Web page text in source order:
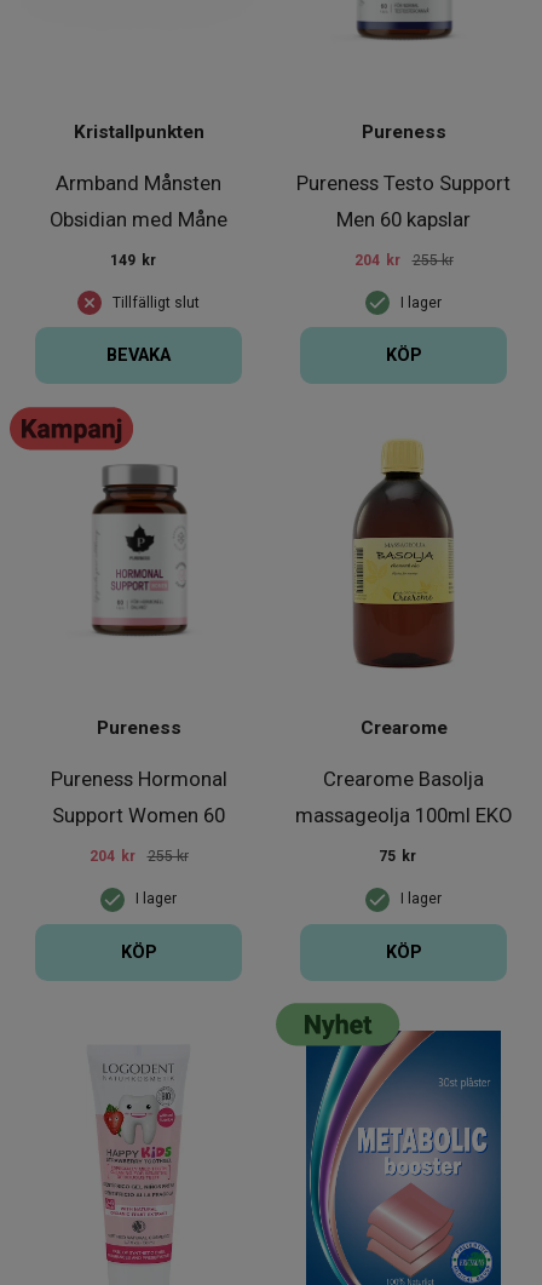
Armband Månsten
Obsidian med Måne
Kristallpunkten
Tillfälligt slut
149 kr
BEVAKA
Pureness Testo Support
Men 60 kapslar
Pureness
I lager
204 kr 255 kr
KÖP
Pureness Hormonal
Support Women 60
kapslar
Pureness
I lager
204 kr 255 kr
KÖP
Crearome Basolja
massageolja 100ml EKO
Crearome
I lager
75 kr
KÖP